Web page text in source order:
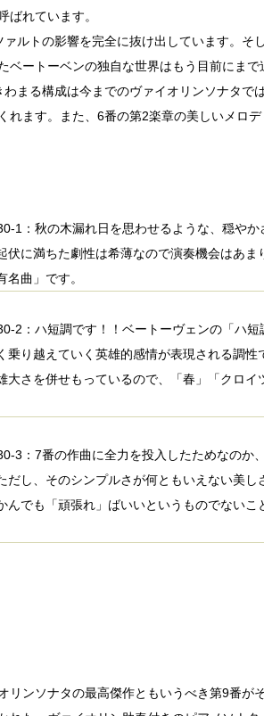
ばれています。
ルトの影響を完全に抜け出しています。そ
ートーベンの独自な世界はもう目前にまで
まる構成は今までのヴァイオリンソナタで
れます。また、6番の第2楽章の美しいメロデ
1：秋の木漏れ日を思わせるような、穏やか
伏に満ちた劇性は希薄なので演奏機会はあま
曲」です。
2：ハ短調です！！ベートーヴェンの「ハ短
乗り越えていく英雄的感情が表現される調性
大さを併せもっているので、「春」「クロイ
3：7番の作曲に全力を投入したためなのか
だし、そのシンプルさが何ともいえない美し
んでも「頑張れ」ばいいというものでないこ
ンソナタの最高傑作ともいうべき第9番が